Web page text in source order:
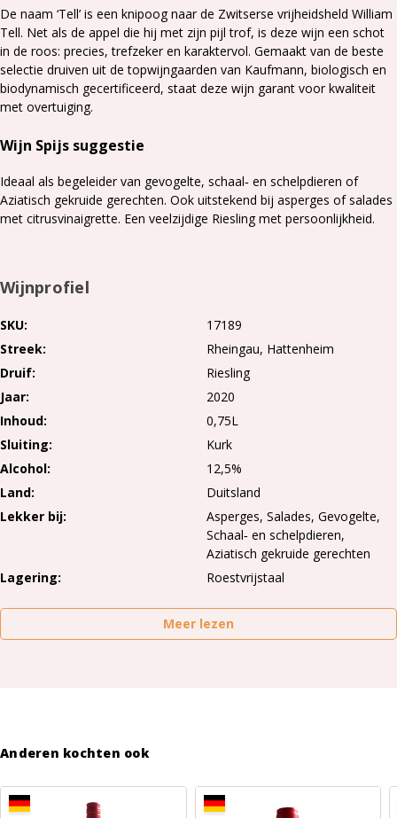
De naam ‘Tell’ is een knipoog naar de Zwitserse vrijheidsheld William
Tell. Net als de appel die hij met zijn pijl trof, is deze wijn een schot
in de roos: precies, trefzeker en karaktervol. Gemaakt van de beste
selectie druiven uit de topwijngaarden van Kaufmann, biologisch en
biodynamisch gecertificeerd, staat deze wijn garant voor kwaliteit
met overtuiging.
Wijn Spijs suggestie
Ideaal als begeleider van gevogelte, schaal‑ en schelpdieren of
Aziatisch gekruide gerechten. Ook uitstekend bij asperges of salades
met citrusvinaigrette. Een veelzijdige Riesling met persoonlijkheid.
Wijnprofiel
SKU
17189
Streek
Rheingau Hattenheim
Druif
Riesling
Jaar
2020
Inhoud
0,75L
Sluiting
Kurk
Alcohol
12,5%
Land
Duitsland
Lekker bij
Asperges, Salades, Gevogelte,
Schaal‑ en schelpdieren,
Aziatisch gekruide gerechten
Lagering
Roestvrijstaal
Meer lezen
Anderen kochten ook